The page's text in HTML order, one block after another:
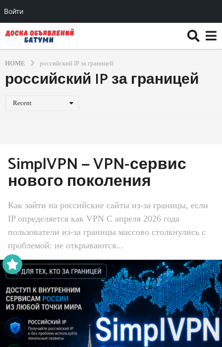
Войти
HOME российский IP за границей
российский IP за границей
Recent
SimplVPN — VPN-сервис
нового поколения
Как зайти на российские сайты из-за границы, если
IP определяется как VPN С апреля 2026 года
пользователи из-за границы массово столкнулись с
проблемой: не открываются...